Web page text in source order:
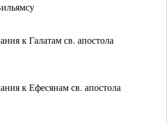
к Галатам св. апостола
к Ефесянам св. апостола